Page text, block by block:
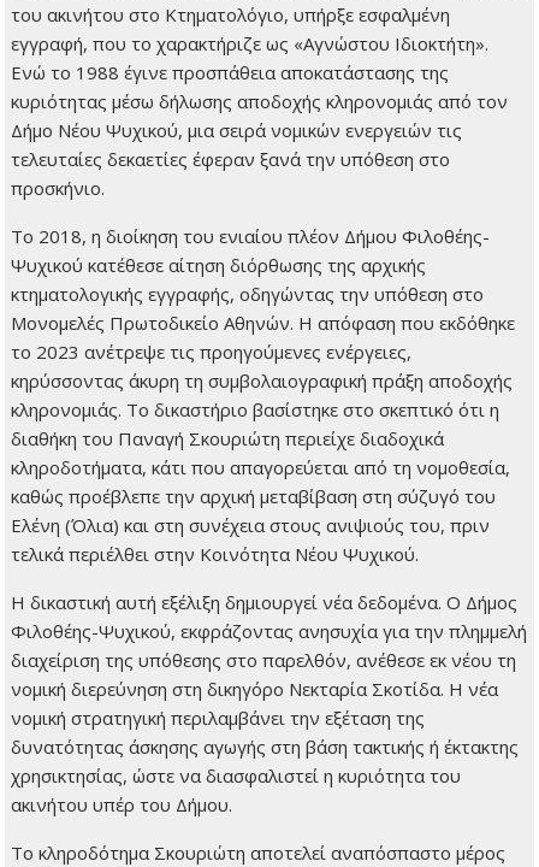
του ακινήτου στο Κτηματολόγιο, υπήρξε εσφαλμένη
εγγραφή, που το χαρακτήριζε ως «Αγνώστου Ιδιοκτήτη».
Ενώ το 1988 έγινε προσπάθεια αποκατάστασης της
κυριότητας μέσω δήλωσης αποδοχής κληρονομιάς από τον
Δήμο Νέου Ψυχικού, μια σειρά νομικών ενεργειών τις
τελευταίες δεκαετίες έφεραν ξανά την υπόθεση στο
προσκήνιο.
Το 2018, η διοίκηση του ενιαίου πλέον Δήμου Φιλοθέης-
Ψυχικού κατέθεσε αίτηση διόρθωσης της αρχικής
κτηματολογικής εγγραφής, οδηγώντας την υπόθεση στο
Μονομελές Πρωτοδικείο Αθηνών. Η απόφαση που εκδόθηκε
το 2023 ανέτρεψε τις προηγούμενες ενέργειες,
κηρύσσοντας άκυρη τη συμβολαιογραφική πράξη αποδοχής
κληρονομιάς. Το δικαστήριο βασίστηκε στο σκεπτικό ότι η
διαθήκη του Παναγή Σκουριώτη περιείχε διαδοχικά
κληροδοτήματα, κάτι που απαγορεύεται από τη νομοθεσία,
καθώς προέβλεπε την αρχική μεταβίβαση στη σύζυγό του
Ελένη (Όλια) και στη συνέχεια στους ανιψιούς του, πριν
τελικά περιέλθει στην Κοινότητα Νέου Ψυχικού.
Η δικαστική αυτή εξέλιξη δημιουργεί νέα δεδομένα. Ο Δήμος
Φιλοθέης-Ψυχικού, εκφράζοντας ανησυχία για την πλημμελή
διαχείριση της υπόθεσης στο παρελθόν, ανέθεσε εκ νέου τη
νομική διερεύνηση στη δικηγόρο Νεκταρία Σκοτίδα. Η νέα
νομική στρατηγική περιλαμβάνει την εξέταση της
δυνατότητας άσκησης αγωγής στη βάση τακτικής ή έκτακτης
χρησικτησίας, ώστε να διασφαλιστεί η κυριότητα του
ακινήτου υπέρ του Δήμου.
Το κληροδότημα Σκουριώτη αποτελεί αναπόσπαστο μέρος